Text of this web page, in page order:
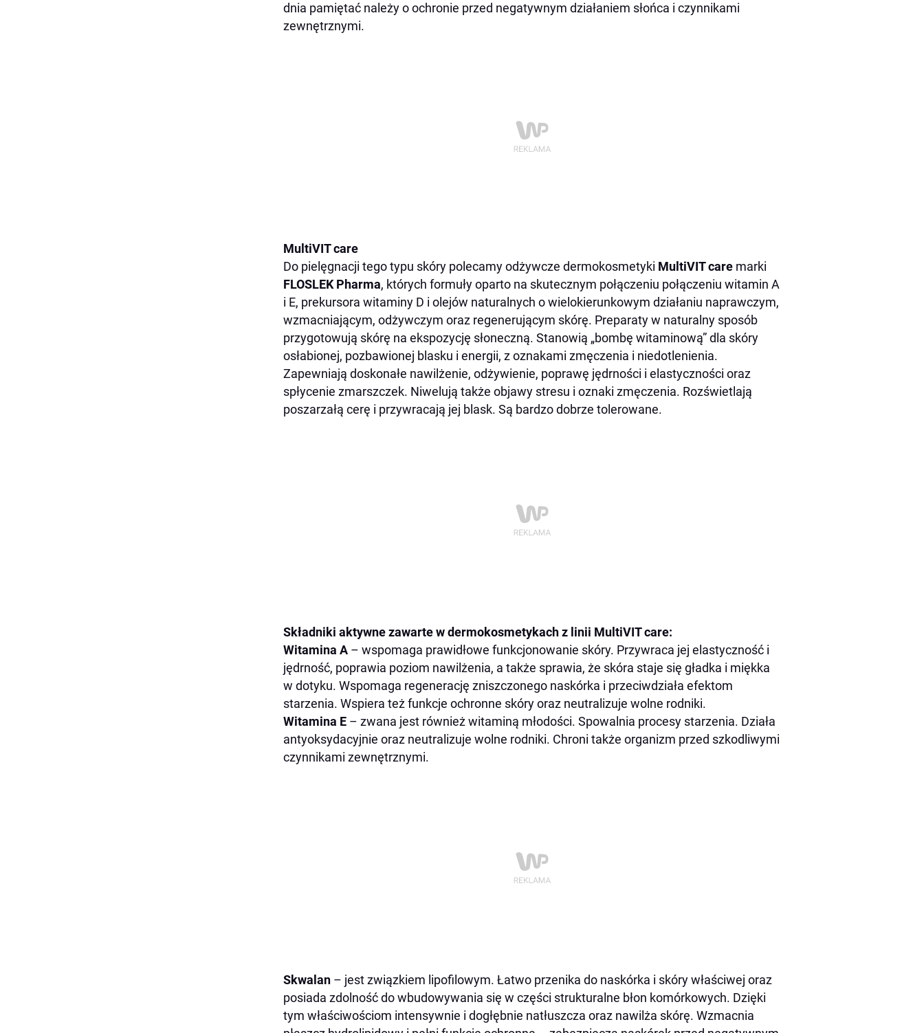
dnia pamiętać należy o ochronie przed negatywnym działaniem słońca i czynnikami
zewnętrznymi.
MultiVIT care
Do pielęgnacji tego typu skóry polecamy odżywcze dermokosmetyki MultiVIT care marki
FLOSLEK Pharma, których formuły oparto na skutecznym połączeniu połączeniu witamin A
i E, prekursora witaminy D i olejów naturalnych o wielokierunkowym działaniu naprawczym,
wzmacniającym, odżywczym oraz regenerującym skórę. Preparaty w naturalny sposób
przygotowują skórę na ekspozycję słoneczną. Stanowią „bombę witaminową” dla skóry
osłabionej, pozbawionej blasku i energii, z oznakami zmęczenia i niedotlenienia.
Zapewniają doskonałe nawilżenie, odżywienie, poprawę jędrności i elastyczności oraz
spłycenie zmarszczek. Niwelują także objawy stresu i oznaki zmęczenia. Rozświetlają
poszarzałą cerę i przywracają jej blask. Są bardzo dobrze tolerowane.
Składniki aktywne zawarte w dermokosmetykach z linii MultiVIT care:
Witamina A – wspomaga prawidłowe funkcjonowanie skóry. Przywraca jej elastyczność i
jędrność, poprawia poziom nawilżenia, a także sprawia, że skóra staje się gładka i miękka
w dotyku. Wspomaga regenerację zniszczonego naskórka i przeciwdziała efektom
starzenia. Wspiera też funkcje ochronne skóry oraz neutralizuje wolne rodniki.
Witamina E – zwana jest również witaminą młodości. Spowalnia procesy starzenia. Działa
antyoksydacyjnie oraz neutralizuje wolne rodniki. Chroni także organizm przed szkodliwymi
czynnikami zewnętrznymi.
Skwalan – jest związkiem lipofilowym. Łatwo przenika do naskórka i skóry właściwej oraz
posiada zdolność do wbudowywania się w części strukturalne błon komórkowych. Dzięki
tym właściwościom intensywnie i dogłębnie natłuszcza oraz nawilża skórę. Wzmacnia